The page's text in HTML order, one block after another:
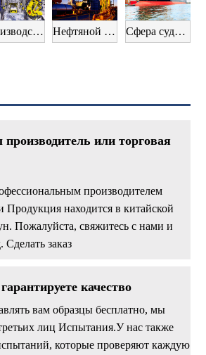
Производство автомобилей Нефтяной сектор Сфера судостроения
или торговая
производителем
находится в китайской
Пожалуйста, свяжитесь с нами и
Сделать заказ
качество
вам образцы бесплатно, мы
лиц Испытания.У нас также
которые проверяют каждую